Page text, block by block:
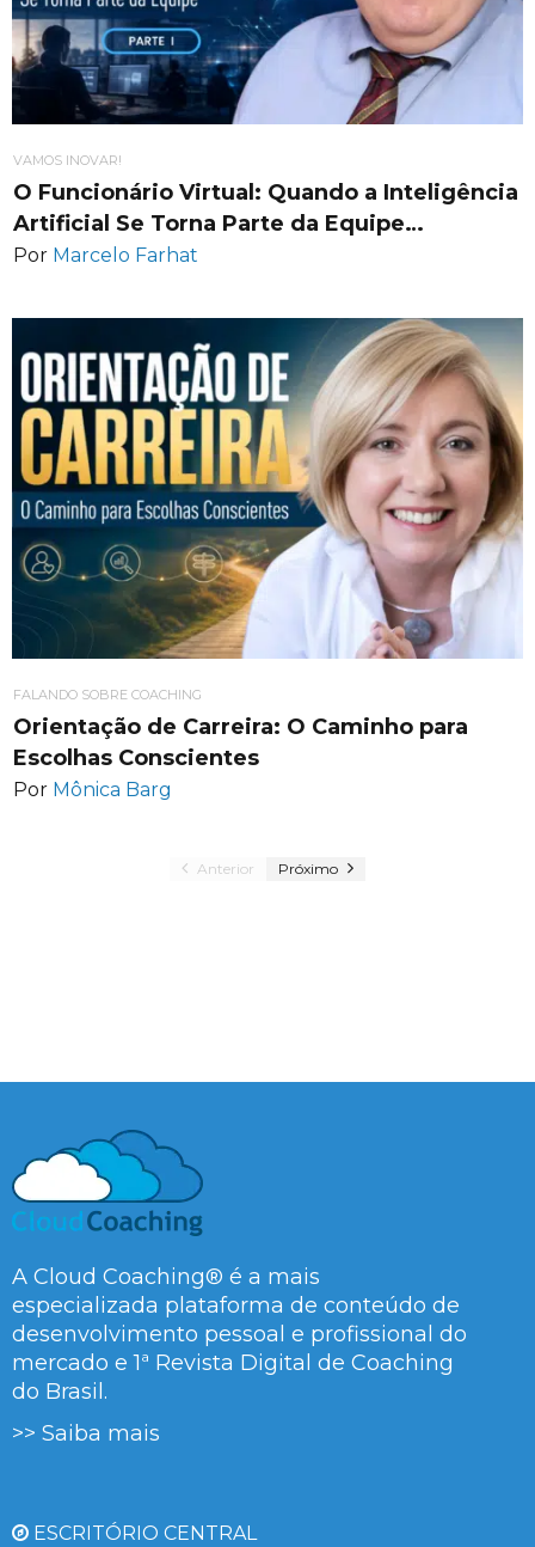
VAMOS INOVAR!
O Funcionário Virtual: Quando a Inteligência
Artificial Se Torna Parte da Equipe…
Por Marcelo Farhat
FALANDO SOBRE COACHING
Orientação de Carreira: O Caminho para
Escolhas Conscientes
Por Mônica Barg
Anterior Próximo
A Cloud Coaching® é a mais
especializada plataforma de conteúdo de
desenvolvimento pessoal e profissional do
mercado e 1ª Revista Digital de Coaching
do Brasil.
>> Saiba mais
ESCRITÓRIO CENTRAL